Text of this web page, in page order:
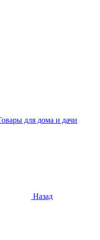
для дома и дачи
Назад